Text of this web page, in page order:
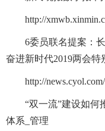
http://
6委员联名提案：
奋进新时代2019两会特
http://
“双一流”建设如何
体系_管理